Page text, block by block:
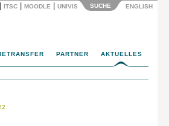
ITSC MOODLE UNIVIS SUCHE ENGLISH
PARTNER AKTUELLES